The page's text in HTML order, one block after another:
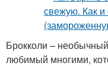
Брокколи –
любимый многими,